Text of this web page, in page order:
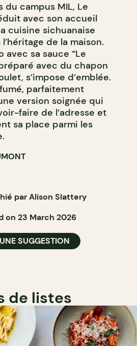
du campus MIL, Le
avec son accueil
cuisine sichuanaise
de la maison.
avec sa sauce “Le
avec du chapon
s’impose d’emblée.
parfaitement
version soignée qui
faire de l’adresse et
sa place parmi les
par Alison Slattery
on 23 March 2026
SUGGESTION
de listes